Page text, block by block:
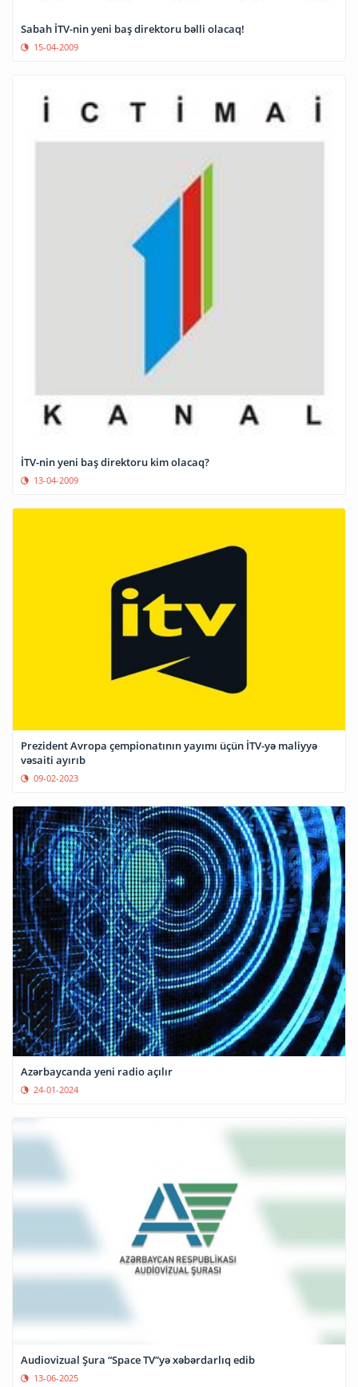
Sabah İTV-nin yeni baş direktoru bəlli olacaq!
15-04-2009
İTV-nin yeni baş direktoru kim olacaq?
13-04-2009
Prezident Avropa çempionatının yayımı üçün İTV-yə maliyyə
vəsaiti ayırıb
09-02-2023
Azərbaycanda yeni radio açılır
24-01-2024
Audiovizual Şura “Space TV”yə xəbərdarlıq edib
13-06-2025